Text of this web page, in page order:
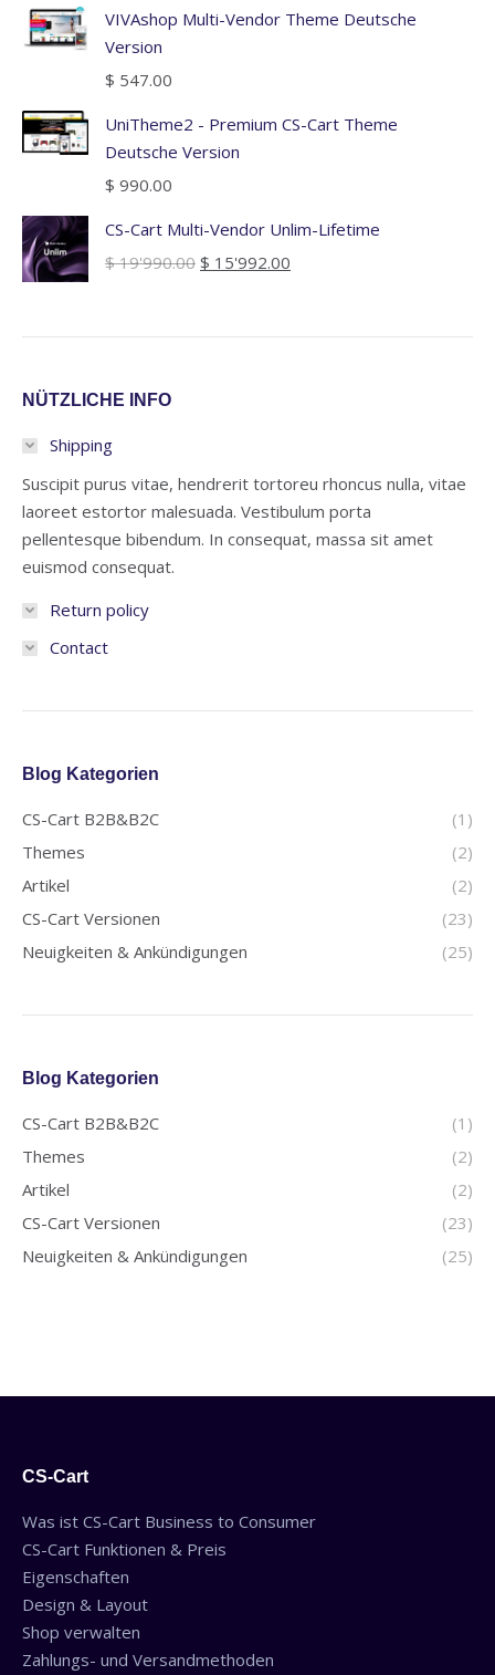
VIVAshop Multi-Vendor Theme Deutsche
Version
$ 547.00
UniTheme2 - Premium CS-Cart Theme
Deutsche Version
$ 990.00
CS-Cart Multi-Vendor Unlim-Lifetime
$19'990.00 Ursprünglicher
$ 19'990.00
$ 15'992.00
$ 15'992.00.
NÜTZLICHE INFO
Shipping
Suscipit purus vitae, hendrerit tortoreu rhoncus nulla, vitae
laoreet estortor malesuada. Vestibulum porta
pellentesque bibendum. In consequat, massa sit amet
euismod consequat.
Return policy
Contact
Blog Kategorien
CS-Cart B2B&B2C
(1)
Themes
(2)
Artikel
(2)
CS-Cart Versionen
(23)
Neuigkeiten & Ankündigungen
(25)
Blog Kategorien
CS-Cart B2B&B2C
(1)
Themes
(2)
Artikel
(2)
CS-Cart Versionen
(23)
Neuigkeiten & Ankündigungen
(25)
CS-Cart
Was ist CS-Cart Business to Consumer
CS-Cart Funktionen & Preis
Eigenschaften
Design & Layout
Shop verwalten
Zahlungs- und Versandmethoden